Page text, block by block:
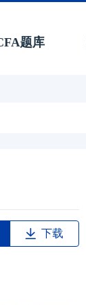
题库
下载